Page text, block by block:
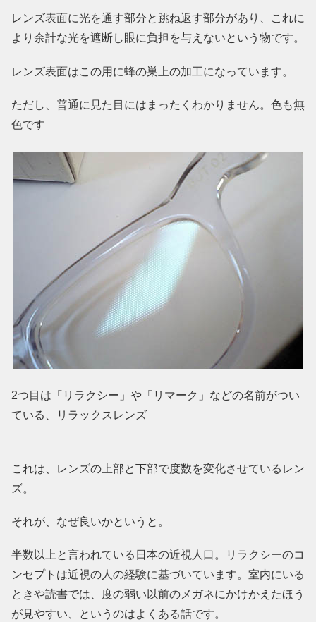
レンズ表面に光を通す部分と跳ね返す部分があり、これに
より余計な光を遮断し眼に負担を与えないという物です。
レンズ表面はこの用に蜂の巣上の加工になっています。
ただし、普通に見た目にはまったくわかりません。色も無
色です
2つ目は「リラクシー」や「リマーク」などの名前がつい
ている、リラックスレンズ
これは、レンズの上部と下部で度数を変化させているレン
ズ。
それが、なぜ良いかというと。
半数以上と言われている日本の近視人口。リラクシーのコ
ンセプトは近視の人の経験に基づいています。室内にいる
ときや読書では、度の弱い以前のメガネにかけかえたほう
が見やすい、というのはよくある話です。